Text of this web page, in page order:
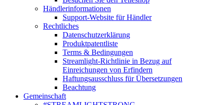
Händlerinformationen
Support-Website für Händler
Rechtliches
Datenschutzerklärung
Produktpatentliste
Terms & Bedingungen
Streamlight-Richtlinie in Bezug auf
Einreichungen von Erfindern
Haftungsausschluss für Übersetzungen
Beachtung
Gemeinschaft